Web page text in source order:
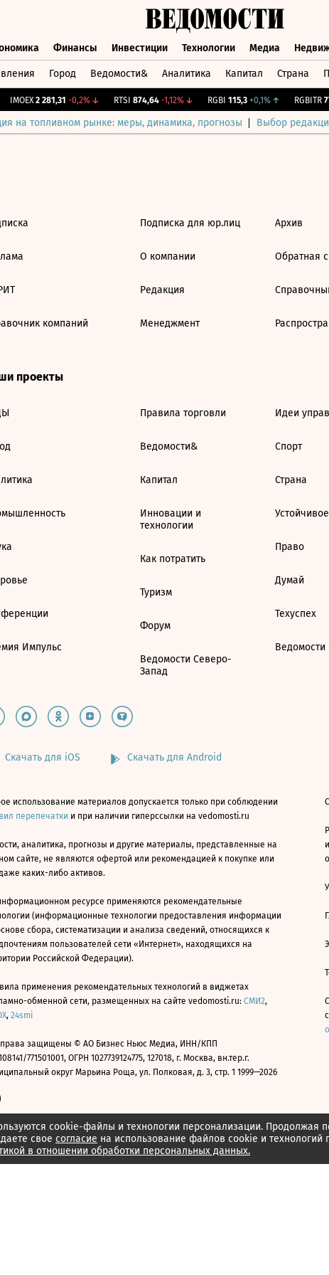
Финансы Инвестиции Технологии Медиа
Город Ведомости& Аналитика Капитал Страна
IMOEX 2 281,31 -0,2%↓ RTSI 874,64 -1,12%↓ RGBI 115,3 +0,1%↑ RGBITR
на топливном рынке: меры, динамика, прогнозы Выбор
cookie-файлы и технологии персонализации. Продолжая
свое согласие на использование файлов cookie и технологий
в отношении обработки персональных данных.
компаний
Подписка для юр.лиц
О компании
Редакция
Менеджмент
Архив
Обратная
проекты
Импульс
Правила торговли
Ведомости&
Капитал
Инновации и
технологии
Как потратить
Туризм
Форум
Ведомости Северо-
Запад
Идеи
Спорт
Страна
Право
Думай
Техуспех
Скачать для iOS Скачать для Android
использование материалов допускается только при соблюдении
перепечатки и при наличии гиперссылки на vedomosti.ru
аналитика, прогнозы и другие материалы, представленные на
сайте, не являются офертой или рекомендацией к покупке или
каких-либо активов.
ресурсе применяются рекомендательные
(информационные технологии предоставления информации
сбора, систематизации и анализа сведений, относящихся к
пользователей сети «Интернет», находящихся на
Российской Федерации).
применения рекомендательных технологий в виджетах
обменной сети, размещенных на сайте vedomosti.ru: СМИ2,
, 24smi
права защищены © АО Бизнес Ньюс Медиа, ИНН/КПП
771501001, ОГРН 1027739124775, 127018, г. Москва, вн.тер.г.
округ Марьина Роща, ул. Полковая, д. 3, стр. 1 1999—2026